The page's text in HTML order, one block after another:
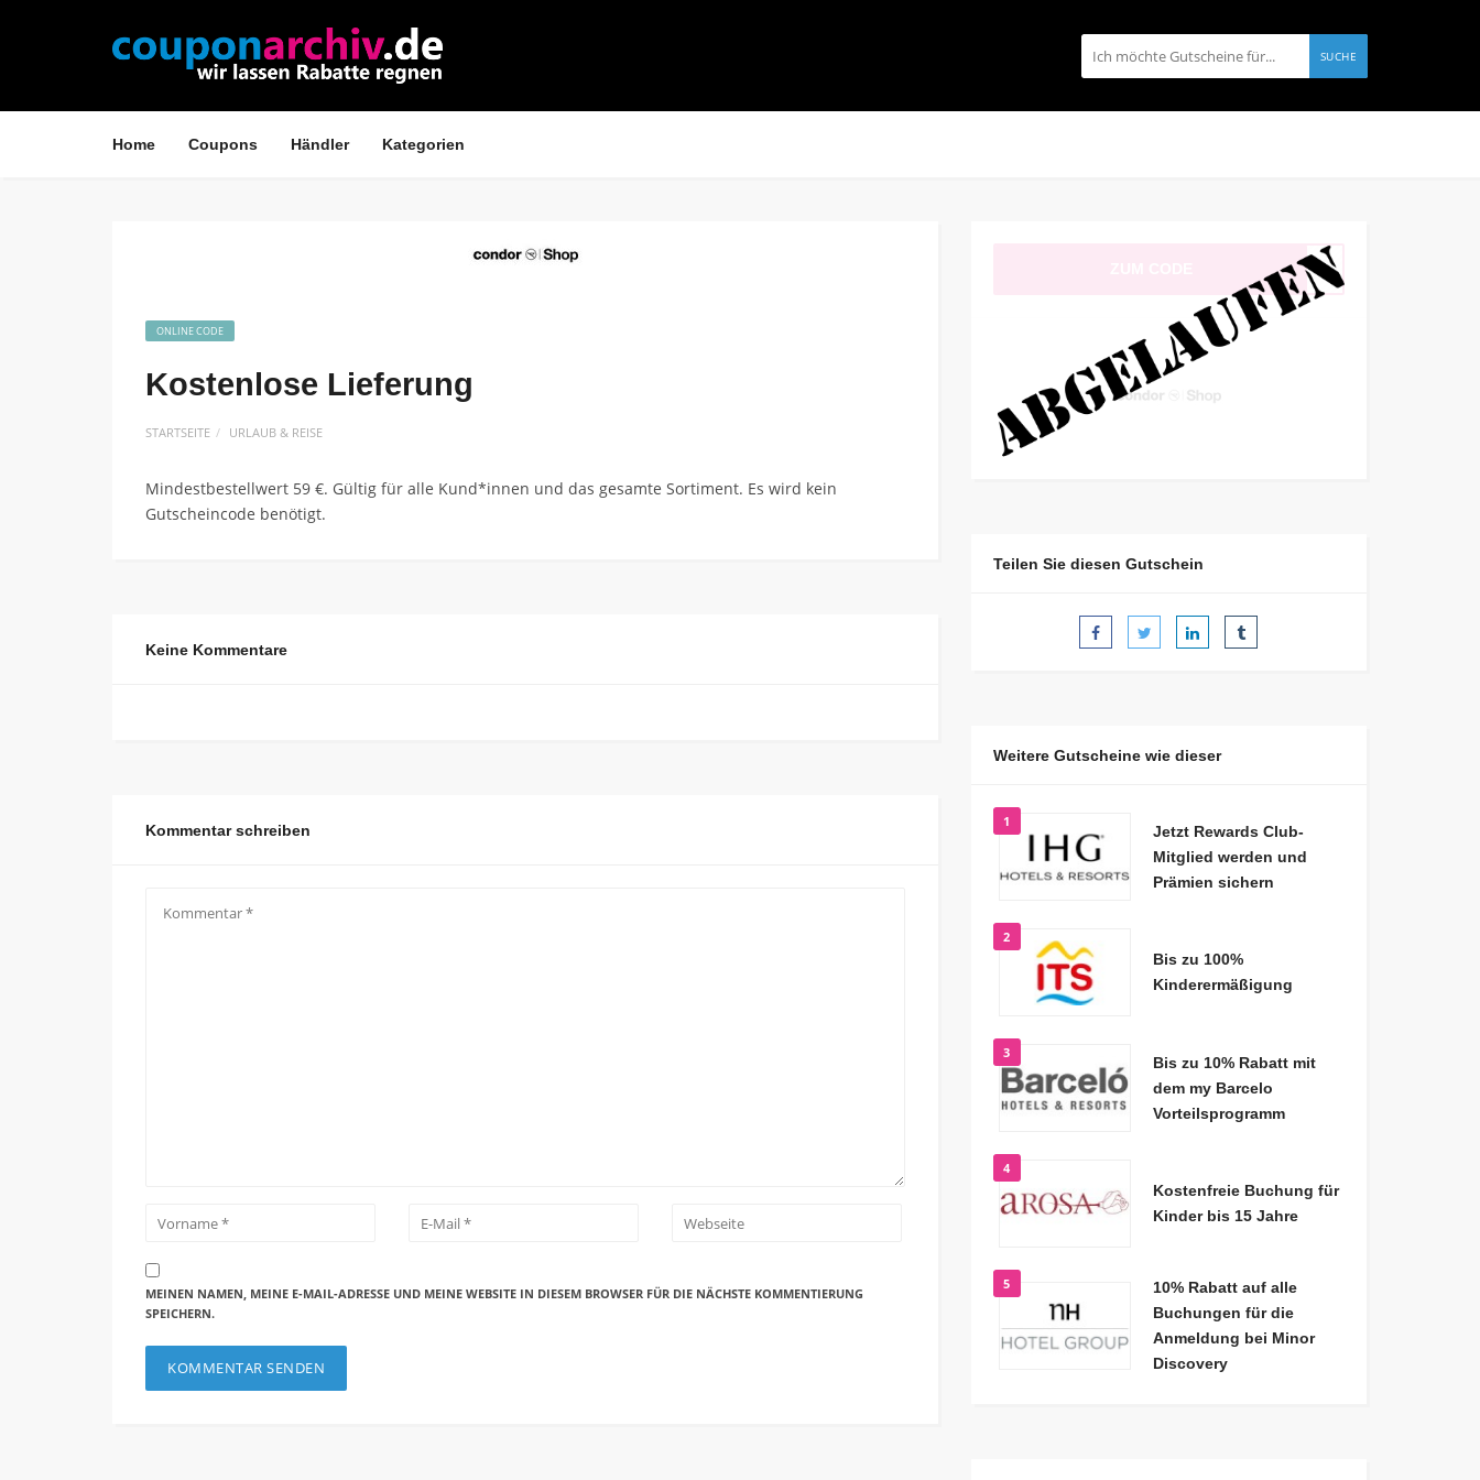
SUCHE
Home Coupons Händler Kategorien
ONLINE CODE
Kostenlose Lieferung
STARTSEITE URLAUB & REISE
Mindestbestellwert 59 €. Gültig für alle Kund*innen und das gesamte Sortiment. Es wird kein
Gutscheincode benötigt.
Keine Kommentare
Kommentar schreiben
MEINEN NAMEN, MEINE E-MAIL-ADRESSE UND MEINE WEBSITE IN DIESEM BROWSER FÜR DIE NÄCHSTE KOMMENTIERUNG
SPEICHERN.
Teilen Sie diesen Gutschein
Weitere Gutscheine wie dieser
1
Jetzt Rewards Club-
Mitglied werden und
Prämien sichern
2
Bis zu 100%
Kinderermäßigung
3
Bis zu 10% Rabatt mit
dem my Barcelo
Vorteilsprogramm
4
Kostenfreie Buchung für
Kinder bis 15 Jahre
5
10% Rabatt auf alle
Buchungen für die
Anmeldung bei Minor
Discovery